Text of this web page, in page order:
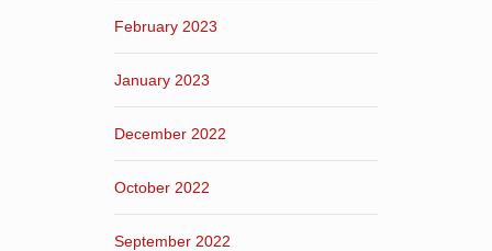
February 2023
January 2023
December 2022
October 2022
September 2022